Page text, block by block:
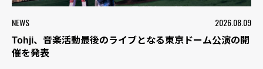
NEWS 2026.08.09
Tohji、音楽活動最後のライブとなる東京ドーム公演の開
催を発表